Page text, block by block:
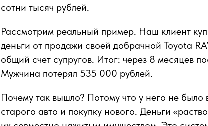
сотни тысяч рублей.
Рассмотрим реальный пример. Наш клиент
деньги от продажи своей добрачной Toyota
общий счет супругов. Итог: через 8 месяцев
Мужчина потерял 535 000 рублей.
Почему так вышло? Потому что у него не
старого авто и покупку нового. Деньги